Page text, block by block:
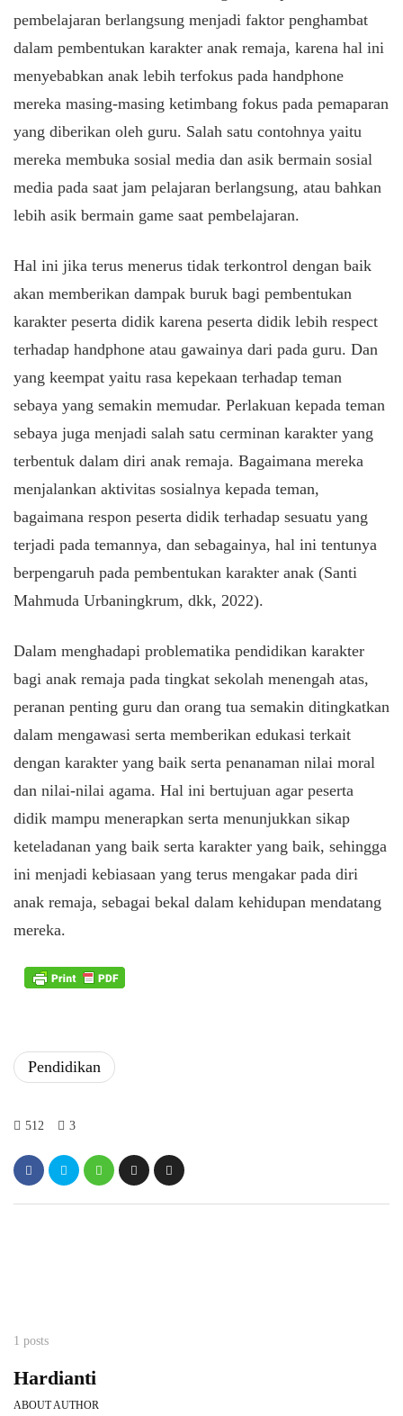
pembelajaran berlangsung menjadi faktor penghambat
dalam pembentukan karakter anak remaja, karena hal ini
menyebabkan anak lebih terfokus pada handphone
mereka masing-masing ketimbang fokus pada pemaparan
yang diberikan oleh guru. Salah satu contohnya yaitu
mereka membuka sosial media dan asik bermain sosial
media pada saat jam pelajaran berlangsung, atau bahkan
lebih asik bermain game saat pembelajaran.
Hal ini jika terus menerus tidak terkontrol dengan baik
akan memberikan dampak buruk bagi pembentukan
karakter peserta didik karena peserta didik lebih respect
terhadap handphone atau gawainya dari pada guru. Dan
yang keempat yaitu rasa kepekaan terhadap teman
sebaya yang semakin memudar. Perlakuan kepada teman
sebaya juga menjadi salah satu cerminan karakter yang
terbentuk dalam diri anak remaja. Bagaimana mereka
menjalankan aktivitas sosialnya kepada teman,
bagaimana respon peserta didik terhadap sesuatu yang
terjadi pada temannya, dan sebagainya, hal ini tentunya
berpengaruh pada pembentukan karakter anak (Santi
Mahmuda Urbaningkrum, dkk, 2022).
Dalam menghadapi problematika pendidikan karakter
bagi anak remaja pada tingkat sekolah menengah atas,
peranan penting guru dan orang tua semakin ditingkatkan
dalam mengawasi serta memberikan edukasi terkait
dengan karakter yang baik serta penanaman nilai moral
dan nilai-nilai agama. Hal ini bertujuan agar peserta
didik mampu menerapkan serta menunjukkan sikap
keteladanan yang baik serta karakter yang baik, sehingga
ini menjadi kebiasaan yang terus mengakar pada diri
anak remaja, sebagai bekal dalam kehidupan mendatang
mereka.
Pendidikan
512 3
1 posts
Hardianti
ABOUT AUTHOR